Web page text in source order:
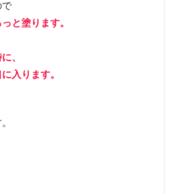
で
と塗ります。
、
入ります。